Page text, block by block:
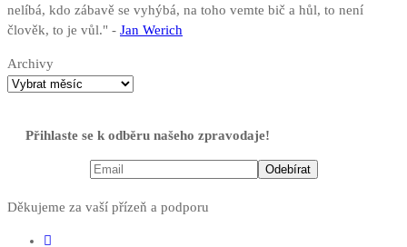
nelíbá, kdo zábavě se vyhýbá, na toho vemte bič a hůl, to není
člověk, to je vůl." - Jan Werich
Archivy
Přihlaste se k odběru našeho zpravodaje!
Děkujeme za vaší přízeň a podporu